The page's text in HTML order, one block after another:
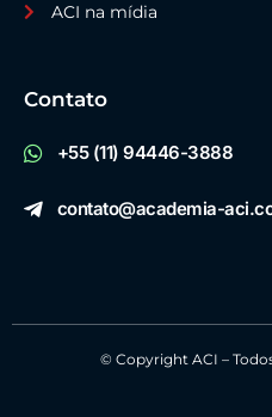
ACI na mídia
Contato
+55 (11) 94446-3888
contato@academia-
© Copyright ACI –